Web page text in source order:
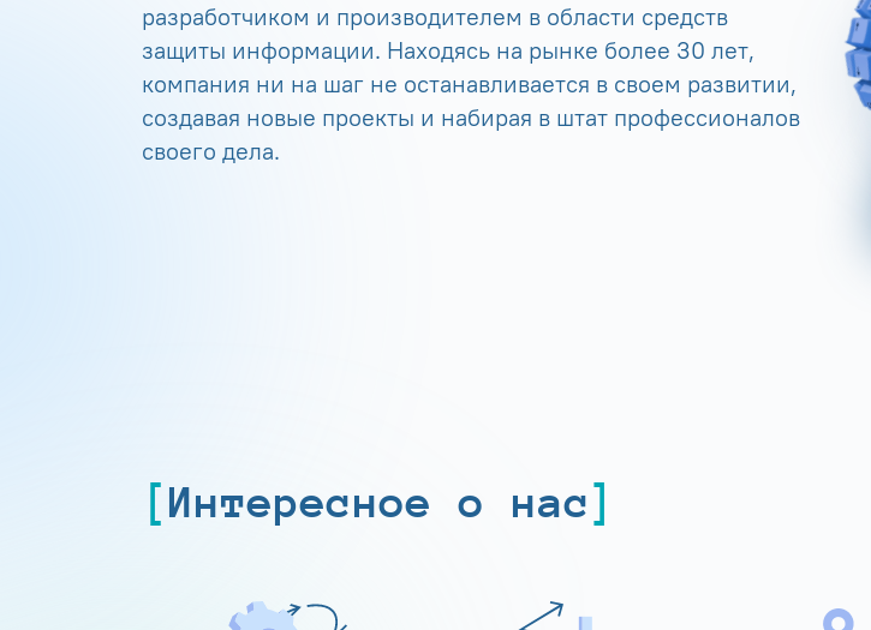
разработчиком и производителем в области средств
защиты информации. Находясь на рынке более 30 лет,
компания ни на шаг не останавливается в своем развитии,
создавая новые проекты и набирая в штат профессионалов
своего дела.
Интересное о нас